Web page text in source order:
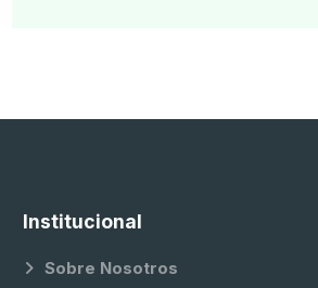
Institucional
Sobre Nosotros